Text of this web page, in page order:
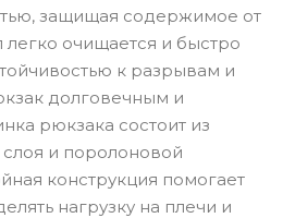
защищая содержимое от
очищается и быстро
к разрывам и
долговечным и
рюкзака состоит из
и поролоновой
конструкция помогает
нагрузку на плечи и